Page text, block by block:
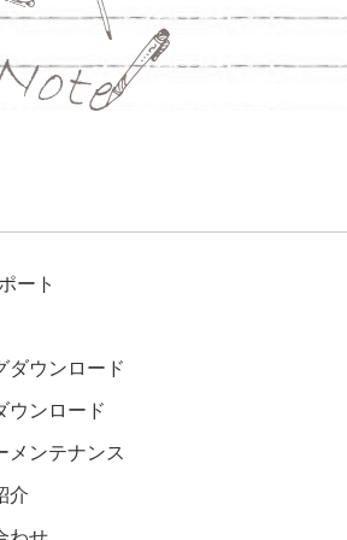
ート
ダウンロード
ウンロード
メンテナンス
介